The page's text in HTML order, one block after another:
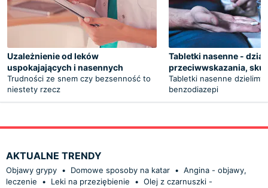
Uzależnienie od leków
uspokajających i nasennych
Trudności ze snem czy bezsenność to
niestety rzecz
Tabletki nasenne -
przeciwwskazania,
Tabletki nasenne dzielimy
benzodiazepi
AKTUALNE TRENDY
Objawy grypy • Domowe sposoby na katar • Angina - objawy,
leczenie
• Leki na przeziębienie • Olej z czarnuszki -